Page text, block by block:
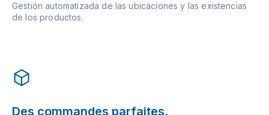
Gestión automatizada de las ubicaciones y las existencias
de los productos.
Des commandes parfaites.